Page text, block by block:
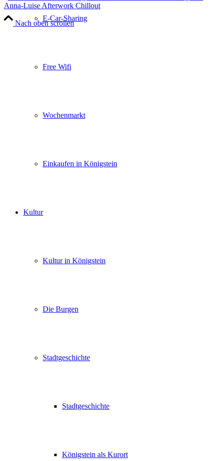
E-Car-Sharing
Free Wifi
Wochenmarkt
Einkaufen in Königstein
Kultur
Kultur in Königstein
Die Burgen
Stadtgeschichte
Stadtgeschichte
Königstein als Kurort
Anna-Luise Afterwork Chillout
Nach oben scrollen